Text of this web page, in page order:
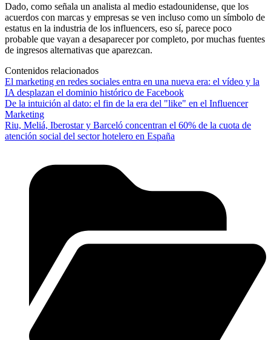
Dado, como señala un analista al medio estadounidense, que los
acuerdos con marcas y empresas se ven incluso como un símbolo de
estatus en la industria de los influencers, eso sí, parece poco
probable que vayan a desaparecer por completo, por muchas fuentes
de ingresos alternativas que aparezcan.
Contenidos relacionados
El marketing en redes sociales entra en una nueva era: el vídeo y la
IA desplazan el dominio histórico de Facebook
De la intuición al dato: el fin de la era del "like" en el Influencer
Marketing
Riu, Meliá, Iberostar y Barceló concentran el 60% de la cuota de
atención social del sector hotelero en España